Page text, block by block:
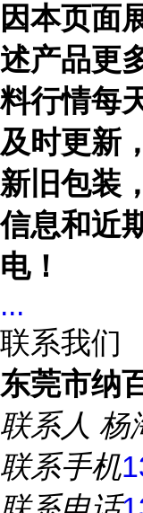
因本页面
述产品更
料行情每
及时更新，
新旧包装，
信息和近
电！
...
联系我们
东莞市纳
联系人 杨
联系手机